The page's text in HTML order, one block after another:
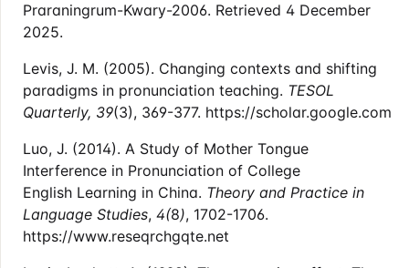
Praraningrum-Kwary-2006. Retrieved 4 December
2025.
Levis, J. M. (2005). Changing contexts and shifting
paradigms in pronunciation teaching. TESOL
Quarterly, 39(3), 369-377. https://scholar.google.com
Luo, J. (2014). A Study of Mother Tongue
Interference in Pronunciation of College
English Learning in China. Theory and Practice in
Language Studies, 4(8), 1702-1706.
https://www.reseqrchgqte.net